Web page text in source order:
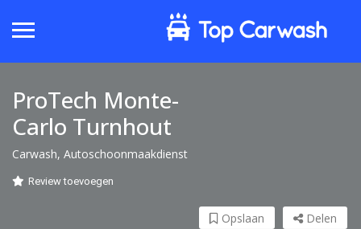
ProTech Monte-
Carlo Turnhout
Carwash, Autoschoonmaakdienst
Review toevoegen
Delen
Opslaan